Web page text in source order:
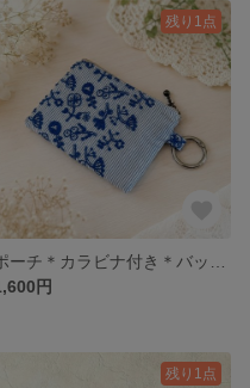
残り1点
円
残り1点